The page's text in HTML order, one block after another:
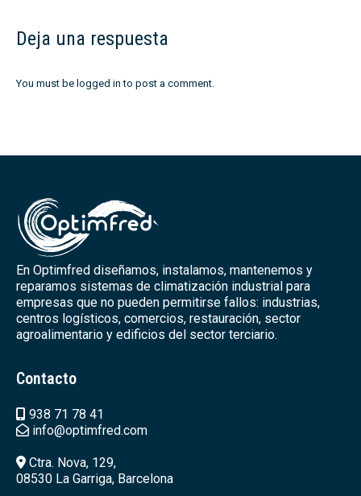
Deja una respuesta
You must be logged in to post a comment.
En Optimfred diseñamos, instalamos, mantenemos y
reparamos sistemas de climatización industrial para
empresas que no pueden permitirse fallos: industrias,
centros logísticos, comercios, restauración, sector
agroalimentario y edificios del sector terciario.
Contacto
938 71 78 41
info@optimfred.com
Ctra. Nova, 129,
08530 La Garriga, Barcelona